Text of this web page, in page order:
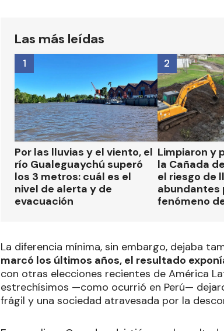
Las más leídas
Por las lluvias y el viento, el
río Gualeguaychú superó
los 3 metros: cuál es el
nivel de alerta y de
evacuación
1
Limpiaron y
la Cañada
el riesgo de
abundantes
fenómeno
2
La diferencia mínima, sin embargo, dejaba
marcó los últimos años, el resultado
con otras elecciones recientes de América
estrechísimos —como ocurrió en Perú—
frágil y una sociedad atravesada por la